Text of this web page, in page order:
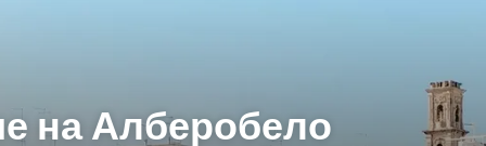
на Алберобело